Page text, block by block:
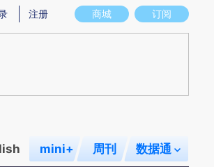
图存在偏差。不代表财新观点和立场。推荐点击链接
商城 订阅
注册
mini+ 周刊 数据通